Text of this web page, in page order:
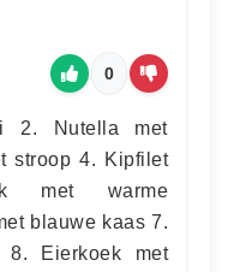
0
2. Nutella met
stroop 4. Kipfilet
met warme
blauwe kaas 7.
8. Eierkoek met